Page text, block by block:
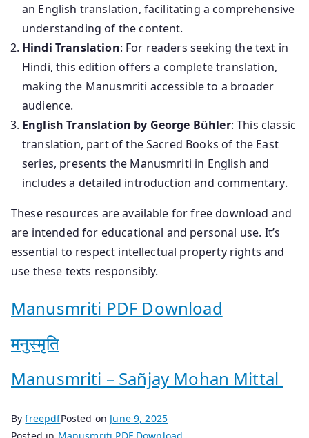
an English translation, facilitating a comprehensive
understanding of the content.
Hindi Translation: For readers seeking the text in
Hindi, this edition offers a complete translation,
making the Manusmriti accessible to a broader
audience.
English Translation by George Bühler: This classic
translation, part of the Sacred Books of the East
series, presents the Manusmriti in English and
includes a detailed introduction and commentary.
These resources are available for free download and
are intended for educational and personal use. It’s
essential to respect intellectual property rights and
use these texts responsibly.
Manusmriti PDF Download
मनुस्मृति
Manusmriti – Sañjay Mohan Mittal
ByfreepdfPosted on June 9, 2025